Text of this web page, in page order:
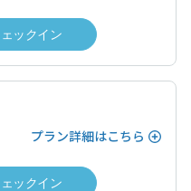
ックイン
プラン詳細はこちら
ックイン
いします。